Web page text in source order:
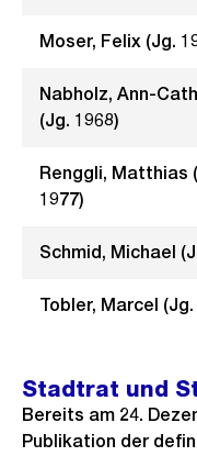
Moser, Felix (Jg.
Nabholz, Ann-
(Jg. 1968)
Renggli, Matthias
1977)
Schmid, Michael
Tobler, Marcel (Jg.
Stadtrat und
Bereits am 24.
Publikation der